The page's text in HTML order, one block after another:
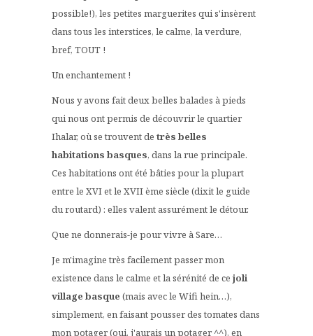
possible!), les petites marguerites qui s'insèrent
dans tous les interstices, le calme, la verdure,
bref, TOUT !
Un enchantement !
Nous y avons fait deux belles balades à pieds
qui nous ont permis de découvrir le quartier
Ihalar, où se trouvent de très belles
habitations basques, dans la rue principale.
Ces habitations ont été bâties pour la plupart
entre le XVI et le XVII ème siècle (dixit le guide
du routard) : elles valent assurément le détour.
Que ne donnerais-je pour vivre à Sare…
Je m'imagine très facilement passer mon
existence dans le calme et la sérénité de ce joli
village basque (mais avec le Wifi hein…),
simplement, en faisant pousser des tomates dans
mon potager (oui, j'aurais un potager ^^), en